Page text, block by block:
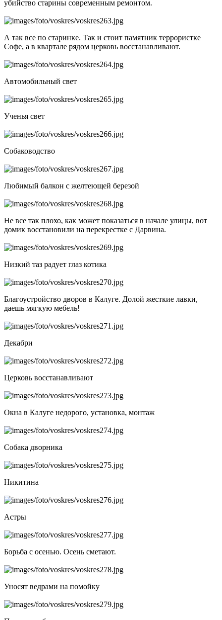
убийство старины современным ремонтом.
А так все по старинке. Так и стоит памятник террористке
Софе, а в квартале рядом церковь восстанавливают.
Автомобильный свет
Ученья свет
Собаководство
Любимый балкон с желтеющей березой
Не все так плохо, как может показаться в начале улицы, вот
домик восстановили на перекрестке с Дарвина.
Низкий таз радует глаз котика
Благоустройство дворов в Калуге. Долой жесткие лавки,
даешь мягкую мебель!
Декабри
Церковь восстанавливают
Окна в Калуге недорого, установка, монтаж
Собака дворника
Никитина
Астры
Борьба с осенью. Осень сметают.
Уносят ведрами на помойку